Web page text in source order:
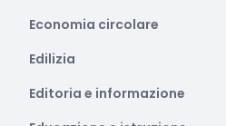
Economia circolare
Edilizia
Editoria e informazione